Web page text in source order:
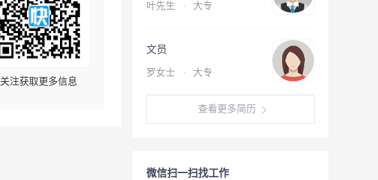
关注获取更多信息
叶先生 · 大专
文员
罗女士 · 大专
查看更多简历
微信扫一扫找工作